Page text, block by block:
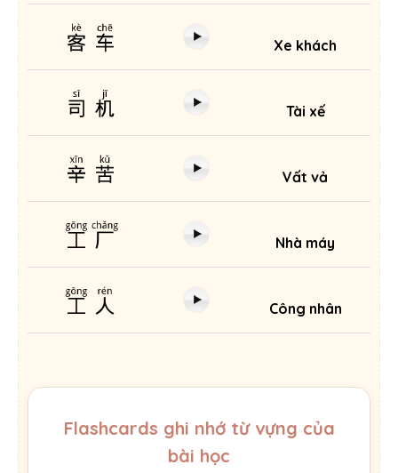
客车 Xe khách
司机 Tài xế
辛苦 Vất vả
工厂 Nhà máy
工人 Công nhân
Flashcards ghi nhớ từ vựng của
bài học